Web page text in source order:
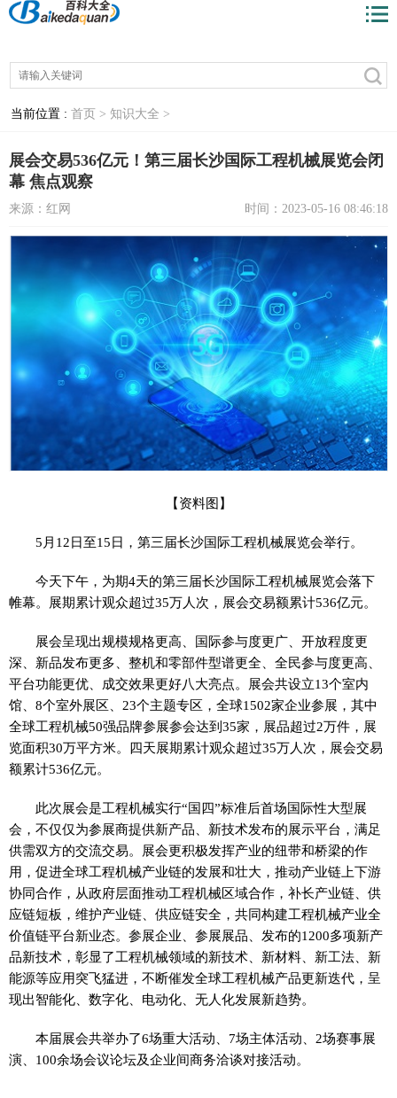
当前位置 : 首页 > 知识大全 >
展会交易536亿元！第三届长沙国际工程机械展览会闭
幕 焦点观察
来源：红网 时间：2023-05-16 08:46:18
【资料图】
5月12日至15日，第三届长沙国际工程机械展览会举行。
今天下午，为期4天的第三届长沙国际工程机械展览会落下
帷幕。展期累计观众超过35万人次，展会交易额累计536亿元。
展会呈现出规模规格更高、国际参与度更广、开放程度更
深、新品发布更多、整机和零部件型谱更全、全民参与度更高、
平台功能更优、成交效果更好八大亮点。展会共设立13个室内
馆、8个室外展区、23个主题专区，全球1502家企业参展，其中
全球工程机械50强品牌参展参会达到35家，展品超过2万件，展
览面积30万平方米。四天展期累计观众超过35万人次，展会交易
额累计536亿元。
此次展会是工程机械实行“国四”标准后首场国际性大型展
会，不仅仅为参展商提供新产品、新技术发布的展示平台，满足
供需双方的交流交易。展会更积极发挥产业的纽带和桥梁的作
用，促进全球工程机械产业链的发展和壮大，推动产业链上下游
协同合作，从政府层面推动工程机械区域合作，补长产业链、供
应链短板，维护产业链、供应链安全，共同构建工程机械产业全
价值链平台新业态。参展企业、参展展品、发布的1200多项新产
品新技术，彰显了工程机械领域的新技术、新材料、新工法、新
能源等应用突飞猛进，不断催发全球工程机械产品更新迭代，呈
现出智能化、数字化、电动化、无人化发展新趋势。
本届展会共举办了6场重大活动、7场主体活动、2场赛事展
演、100余场会议论坛及企业间商务洽谈对接活动。